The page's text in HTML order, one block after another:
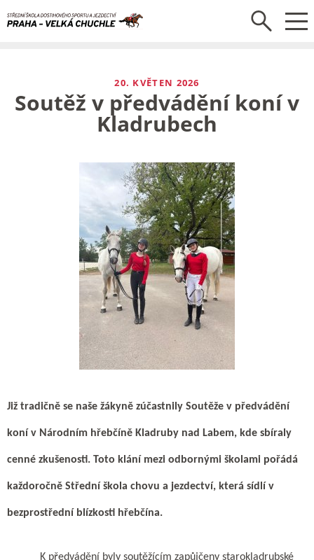
Soutěž v předvádění koní v
Kladrubech
20. KVĚTEN 2026
Již tradičně se naše žákyně zúčastnily Soutěže v předvádění
koní v Národním hřebčíně Kladruby nad Labem, kde sbíraly
cenné zkušenosti. Toto klání mezi odbornými školami pořádá
každoročně Střední škola chovu a jezdectví, která sídlí v
bezprostřední blízkosti hřebčína.
K předvádění byly soutěžícím zapůjčeny starokladrubské